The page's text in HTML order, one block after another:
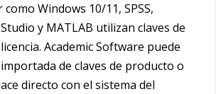
Windows 10/11, SPSS,
y MATLAB utilizan claves de
Academic Software puede
de claves de producto o
directo con el sistema del